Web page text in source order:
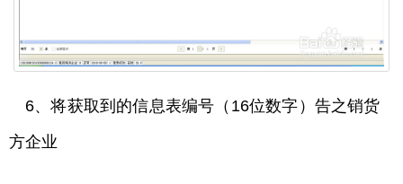
6、将获取到的信息表编号（16位数字）告之销货
方企业